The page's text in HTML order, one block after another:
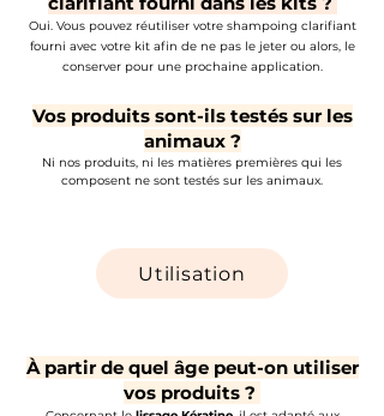
Oui. Vous pouvez réutiliser votre shampoing clarifiant
fourni avec votre kit afin de ne pas le jeter ou alors, le
conserver pour une prochaine application.
Vos produits sont-ils testés sur les
animaux ?
Ni nos produits, ni les matières premières qui les
composent ne sont testés sur les animaux.
Utilisation
​À partir de quel âge peut-on utiliser
vos produits ?